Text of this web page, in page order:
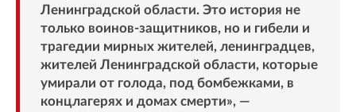
Ленинградской области. Это история не
только воинов-защитников, но и гибели и
трагедии мирных жителей, ленинградцев,
жителей Ленинградской области, которые
умирали от голода, под бомбежками, в
концлагерях и домах смерти», —